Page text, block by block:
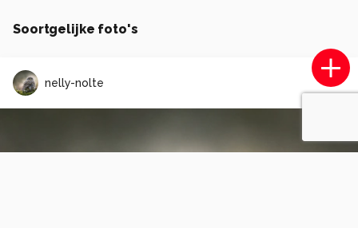
Soortgelijke foto's
nelly-nolte